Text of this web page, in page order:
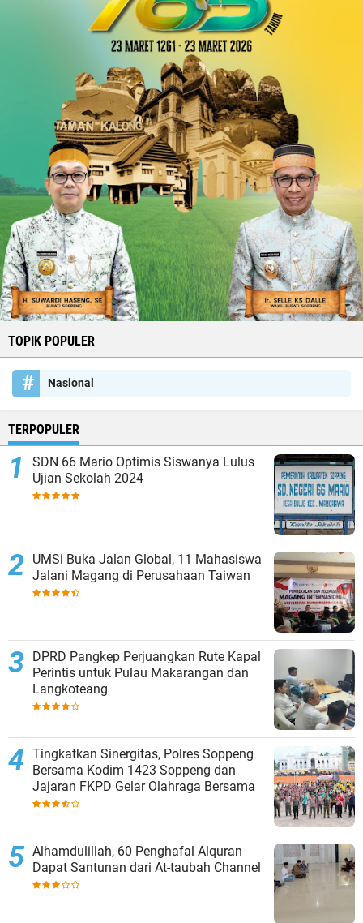
TOPIK POPULER
Nasional
TERPOPULER
SDN 66 Mario Optimis Siswanya Lulus
Ujian Sekolah 2024
UMSi Buka Jalan Global, 11 Mahasiswa
Jalani Magang di Perusahaan Taiwan
DPRD Pangkep Perjuangkan Rute Kapal
Perintis untuk Pulau Makarangan dan
Langkoteang
Tingkatkan Sinergitas, Polres Soppeng
Bersama Kodim 1423 Soppeng dan
Jajaran FKPD Gelar Olahraga Bersama
Alhamdulillah, 60 Penghafal Alquran
Dapat Santunan dari At-taubah Channel